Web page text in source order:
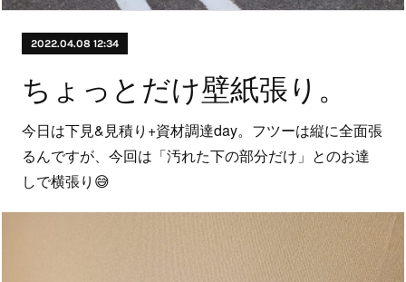
2022.04.08 12:34
ちょっとだけ壁紙張り。
今日は下見&見積り+資材調達day。フツーは縦に全面張
るんですが、今回は「汚れた下の部分だけ」とのお達
しで横張り😅